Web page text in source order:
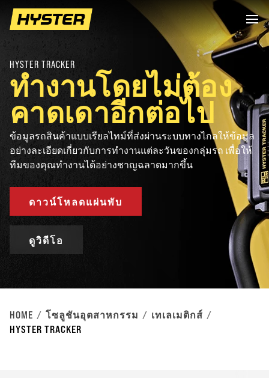
HYSTER TRACKER
ทำงานโดยไม่ต้อง
คาดเดาอีกต่อไป
ข้อมูลรถสินค้าแบบเรียลไทม์ที่ส่งผ่านระบบทางไกลให้ข้อมูล
อย่างละเอียดเกี่ยวกับการทำงานแต่ละวันของกลุ่มรถ เพื่อให้
ทีมของคุณทำงานได้อย่างชาญฉลาดมากขึ้น
ดาวน์โหลดแผ่นพับ
ดูวิดีโอ
HOME โซลูชันอุตสาหกรรม
เทเลเมติกส์
HYSTER TRACKER